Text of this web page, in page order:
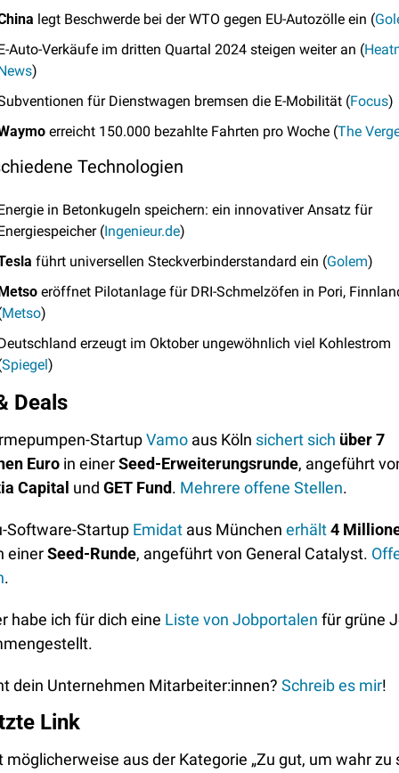
legt Beschwerde bei der WTO gegen EU-Autozölle ein (
Auto-Verkäufe im dritten Quartal 2024 steigen weiter an (
)
für Dienstwagen bremsen die E-Mobilität (Focus)
erreicht 150.000 bezahlte Fahrten pro Woche (The
Technologien
in Betonkugeln speichern: ein innovativer Ansatz für
(Ingenieur.de)
führt universellen Steckverbinderstandard ein (Golem)
eröffnet Pilotanlage für DRI-Schmelzöfen in Pori,
Metso)
erzeugt im Oktober ungewöhnlich viel Kohlestrom
Spiegel )
Deals
Startup Vamo aus Köln sichert sich über 7
Euro in einer Seed-Erweiterungsrunde
Capital und GET Fund. Mehrere offene Stellen.
Software-Startup Emidat aus München erhält4
einer Seed-Runde, angeführt von General Catalyst.
.
habe ich für dich eine Liste von Jobportalen für grüne
dein Unternehmen Mitarbeiter:innen? Schreib es mir!
Link
möglicherweise aus der Kategorie „Zu gut, um wahr zu